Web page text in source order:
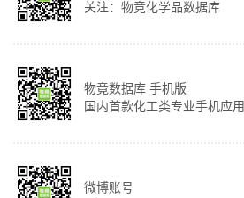
关注：物竞化学品数据库
物竟数据库 手机版
国内首款化工类专业手机应用
微博账号